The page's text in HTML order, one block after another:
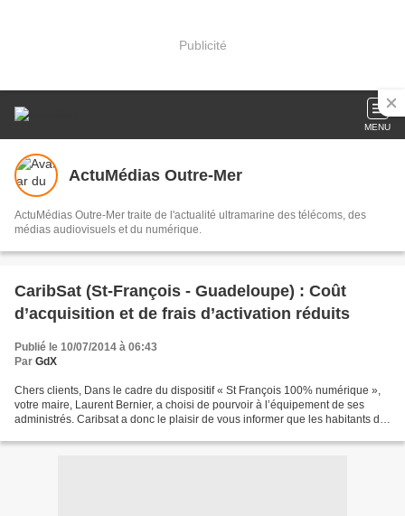
Publicité
MENU
ActuMédias Outre-Mer
ActuMédias Outre-Mer traite de l'actualité ultramarine des télécoms, des
médias audiovisuels et du numérique.
CaribSat (St-François - Guadeloupe) : Coût
d’acquisition et de frais d’activation réduits
Publié le 10/07/2014 à 06:43
Par GdX
Chers clients, Dans le cadre du dispositif « St François 100% numérique »,
votre maire, Laurent Bernier, a choisi de pourvoir à l’équipement de ses
administrés. Caribsat a donc le plaisir de vous informer que les habitants de